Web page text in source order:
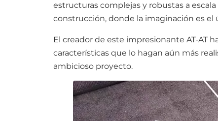
estructuras complejas y robustas a
construcción, donde la imaginación es el
El creador de este impresionante AT-AT
características que lo hagan aún más
ambicioso proyecto.